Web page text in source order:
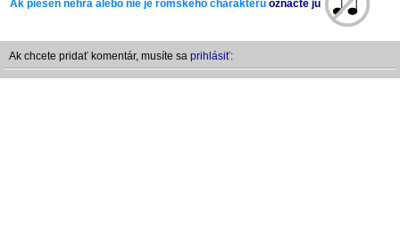
Ak pieseň nehrá alebo nie je rómskeho charakteru označte ju
Ak chcete pridať komentár, musíte sa prihlásiť: